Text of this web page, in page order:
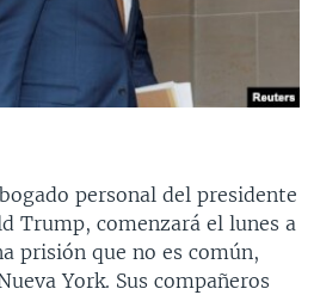
personal del presidente
Trump, comenzará el lunes a
prisión que no es común,
York. Sus compañeros